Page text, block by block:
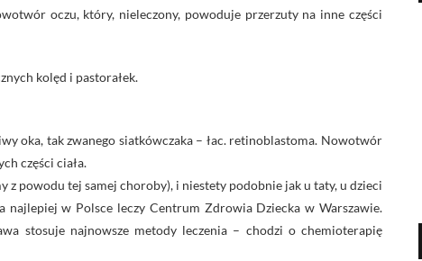
oczu, który, nieleczony, powoduje przerzuty na inne części
kolęd i pastorałek.
oka, tak zwanego siatkówczaka – łac. retinoblastoma. Nowotwór
części ciała.
powodu tej samej choroby), i niestety podobnie jak u taty, u dzieci
w Polsce leczy Centrum Zdrowia Dziecka w Warszawie.
stosuje najnowsze metody leczenia – chodzi o chemioterapię